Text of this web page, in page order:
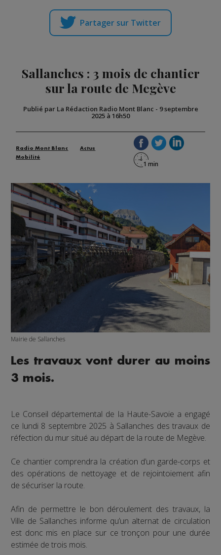
Partager sur Twitter
Sallanches : 3 mois de chantier
sur la route de Megève
Publié par La Rédaction Radio Mont Blanc - 9 septembre
2025 à 16h50
Radio Mont Blanc
Actus
Mobilité
Mairie de Sallanches
Les travaux vont durer au moins
3 mois.
Le Conseil départemental de la Haute-Savoie a engagé
ce lundi 8 septembre 2025 à Sallanches des travaux de
réfection du mur situé au départ de la route de Megève.
Ce chantier comprendra la création d’un garde-corps et
des opérations de nettoyage et de rejointoiement afin
de sécuriser la route.
Afin de permettre le bon déroulement des travaux, la
Ville de Sallanches informe qu’un alternat de circulation
est donc mis en place sur ce tronçon pour une durée
estimée de trois mois.